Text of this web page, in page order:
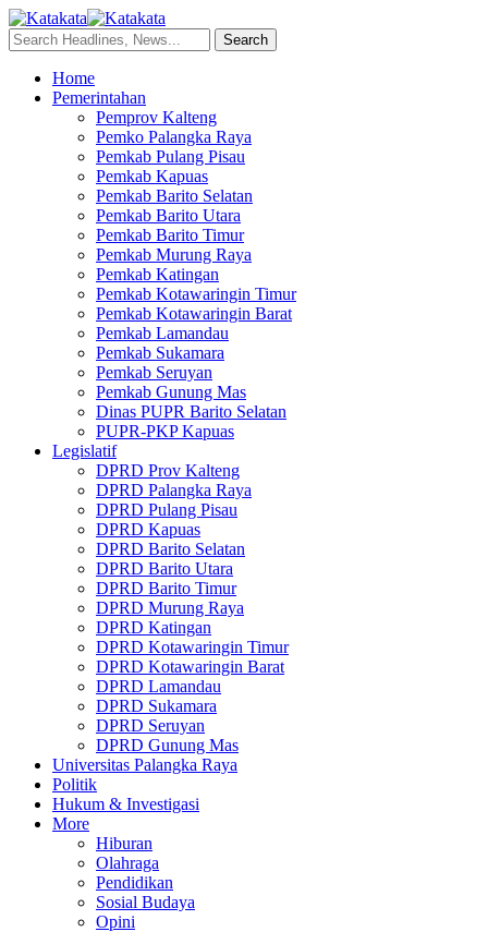
Home
Pemerintahan
Pemprov Kalteng
Pemko Palangka Raya
Pemkab Pulang Pisau
Pemkab Kapuas
Pemkab Barito Selatan
Pemkab Barito Utara
Pemkab Barito Timur
Pemkab Murung Raya
Pemkab Katingan
Pemkab Kotawaringin Timur
Pemkab Kotawaringin Barat
Pemkab Lamandau
Pemkab Sukamara
Pemkab Seruyan
Pemkab Gunung Mas
Dinas PUPR Barito Selatan
PUPR-PKP Kapuas
Legislatif
DPRD Prov Kalteng
DPRD Palangka Raya
DPRD Pulang Pisau
DPRD Kapuas
DPRD Barito Selatan
DPRD Barito Utara
DPRD Barito Timur
DPRD Murung Raya
DPRD Katingan
DPRD Kotawaringin Timur
DPRD Kotawaringin Barat
DPRD Lamandau
DPRD Sukamara
DPRD Seruyan
DPRD Gunung Mas
Universitas Palangka Raya
Politik
Hukum & Investigasi
More
Hiburan
Olahraga
Pendidikan
Sosial Budaya
Opini